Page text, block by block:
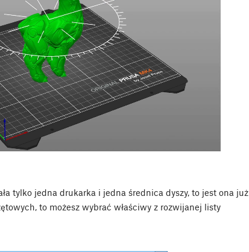
tylko jedna drukarka i jedna średnica dyszy, to jest ona już
to możesz wybrać właściwy z rozwijanej listy